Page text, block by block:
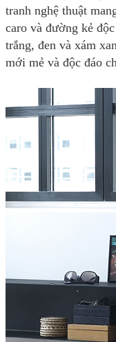
tranh nghệ thuật
caro và đường kẻ
trắng, đen và xám
mới mẻ và độc đáo